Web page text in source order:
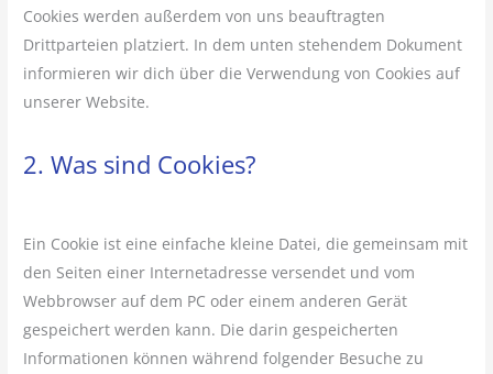
Cookies werden außerdem von uns beauftragten
Drittparteien platziert. In dem unten stehendem Dokument
informieren wir dich über die Verwendung von Cookies auf
unserer Website.
2. Was sind Cookies?
Ein Cookie ist eine einfache kleine Datei, die gemeinsam mit
den Seiten einer Internetadresse versendet und vom
Webbrowser auf dem PC oder einem anderen Gerät
gespeichert werden kann. Die darin gespeicherten
Informationen können während folgender Besuche zu